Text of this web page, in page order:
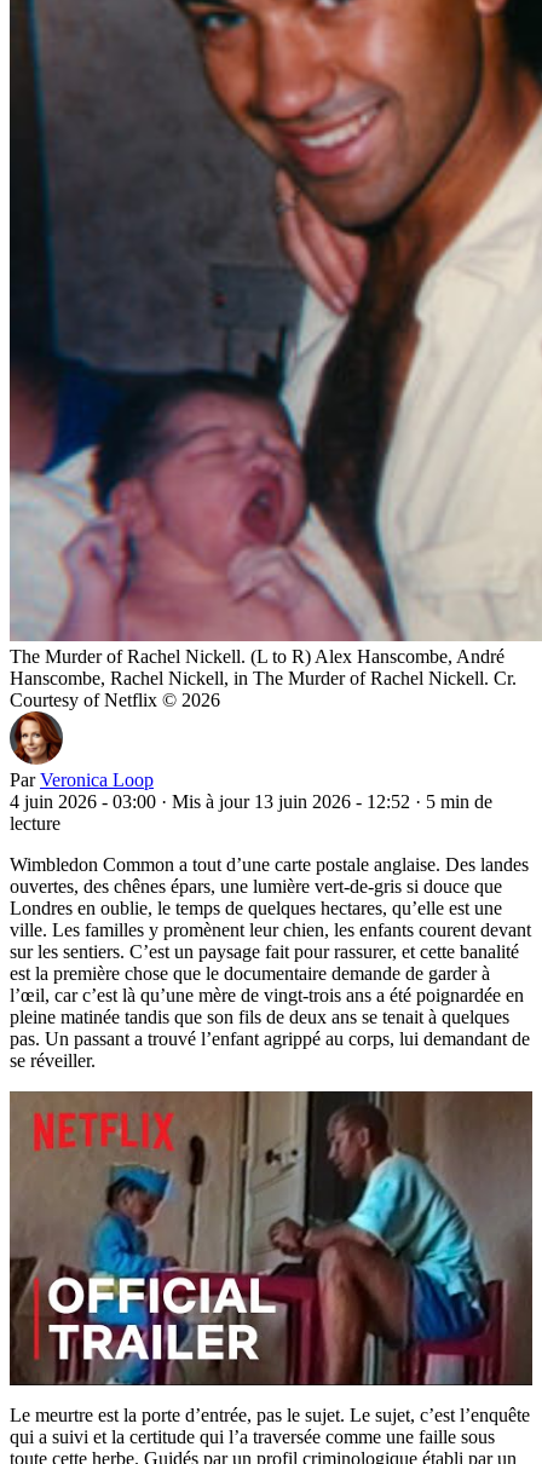
The Murder of Rachel Nickell. (L to R) Alex Hanscombe, André
Hanscombe, Rachel Nickell, in The Murder of Rachel Nickell. Cr.
Courtesy of Netflix © 2026
Par Veronica Loop
4 juin 2026 - 03:00 · Mis à jour 13 juin 2026 - 12:52 · 5 min de
lecture
Wimbledon Common a tout d’une carte postale anglaise. Des landes
ouvertes, des chênes épars, une lumière vert-de-gris si douce que
Londres en oublie, le temps de quelques hectares, qu’elle est une
ville. Les familles y promènent leur chien, les enfants courent devant
sur les sentiers. C’est un paysage fait pour rassurer, et cette banalité
est la première chose que le documentaire demande de garder à
l’œil, car c’est là qu’une mère de vingt-trois ans a été poignardée en
pleine matinée tandis que son fils de deux ans se tenait à quelques
pas. Un passant a trouvé l’enfant agrippé au corps, lui demandant de
se réveiller.
Le meurtre est la porte d’entrée, pas le sujet. Le sujet, c’est l’enquête
qui a suivi et la certitude qui l’a traversée comme une faille sous
toute cette herbe. Guidés par un profil criminologique établi par un